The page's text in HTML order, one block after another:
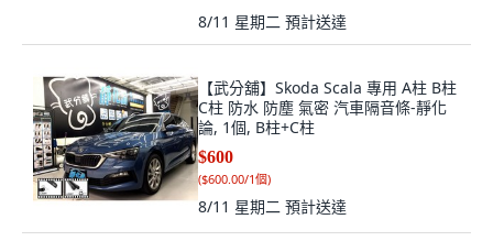
8/11 星期二 預計送達
【武分舖】Skoda Scala 專用 A柱 B柱
C柱 防水 防塵 氣密 汽車隔音條-靜化
論, 1個, B柱+C柱
$600
($600.00/1個)
8/11 星期二 預計送達